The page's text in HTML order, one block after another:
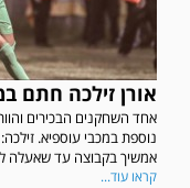
אורן זילכה חתם
אחד השחקנים הבכירים
נוספת במכבי עוספיא.
אמשיך בקבוצה עד שאעלה
קראו עוד...